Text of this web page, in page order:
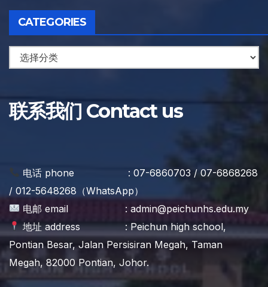
CATEGORIES
联系我们 Contact us
电话 phone : 07-6860703 / 07-6868268
/ 012-5648268（WhatsApp）
电邮 email : admin@peichunhs.edu.my
地址 address : Peichun high school,
Pontian Besar, Jalan Persisiran Megah, Taman
Megah, 82000 Pontian, Johor.